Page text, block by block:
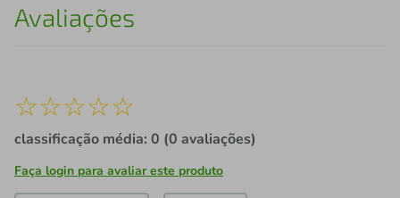
Avaliações
☆☆☆☆☆
classificação média: 0 (0 avaliações)
Faça login para avaliar este produto